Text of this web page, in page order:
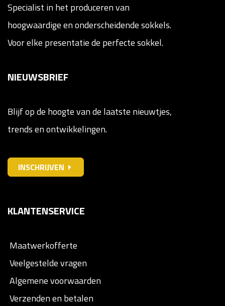
Specialist in het produceren van
hoogwaardige en onderscheidende sokkels.
Voor elke presentatie de perfecte sokkel.
NIEUWSBRIEF
Blijf op de hoogte van de laatste nieuwtjes,
trends en ontwikkelingen.
INSCHRIJVEN
KLANTENSERVICE
Maatwerkofferte
Veelgestelde vragen
Algemene voorwaarden
Verzenden en betalen